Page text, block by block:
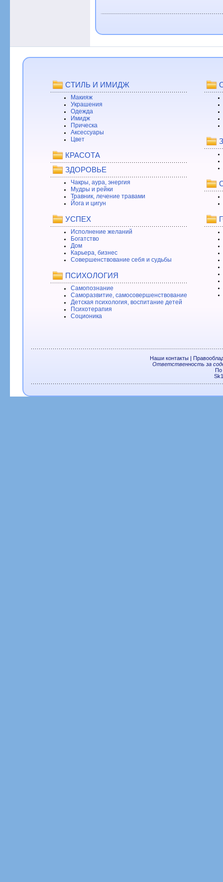
СТИЛЬ И ИМИДЖ
Макияж
Украшения
Одежда
Имидж
Прическа
Аксессуары
Цвет
КРАСОТА
ЗДОРОВЬЕ
Чакры, аура, энергия
Мудры и рейки
Травник, лечение травами
Йога и цигун
УСПЕХ
Исполнение желаний
Богатство
Дом
Карьера, бизнес
Совершенствование себя и судьбы
ПСИХОЛОГИЯ
Самопознание
Саморазвитие, самосовершенствование
Детская психология, воспитание детей
Психотерапия
Соционика
Наши контакты|
Ответственность за
По